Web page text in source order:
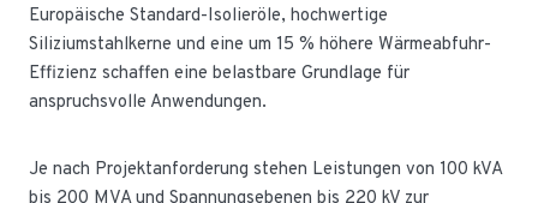
Europäische Standard-Isolieröle, hochwertige
Siliziumstahlkerne und eine um 15 % höhere Wärmeabfuhr-
Effizienz schaffen eine belastbare Grundlage für
anspruchsvolle Anwendungen.
Je nach Projektanforderung stehen Leistungen von 100 kVA